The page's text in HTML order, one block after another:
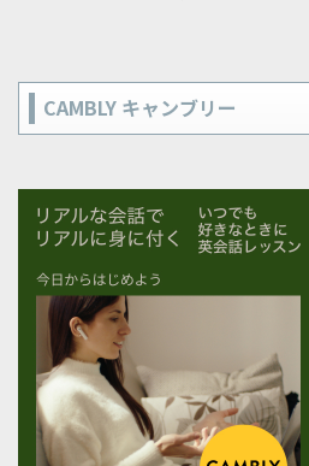
CAMBLY キャンブリー